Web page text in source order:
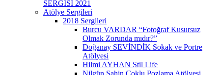
SERGİSİ 2021
Atölye Sergileri
2018 Sergileri
Burcu VARDAR “Fotoğraf Kusursuz
Olmak Zorunda mıdır?”
Doğanay SEVİNDİK Sokak ve Portre
Atölyesi
Hilmi AYHAN Stil Life
Nilgün Şahin Çoklu Pozlama Atölyesi